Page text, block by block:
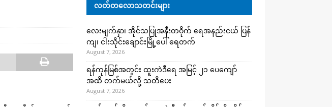
လတ်တလောသတင်းများ
လေးမျက်နှာ၊ အိုင်သပြုအနီးတဝိုက် ရေအနည်းငယ် ပြန်
ကျ၊ ငါးသိုင်းချောင်းမြို့ပေါ် ရေတက်
August 7, 2026
ရန်ကုန်မြစ်အတွင်း ထူးကဲဒီရေ အ​မြင့် ၂၁ ပေကျော်
အထိ တက်မယ်လို့ သတိပေး
August 7, 2026